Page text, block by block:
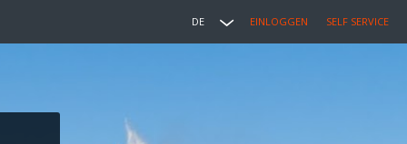
DE EINLOGGEN SELF SERVICE